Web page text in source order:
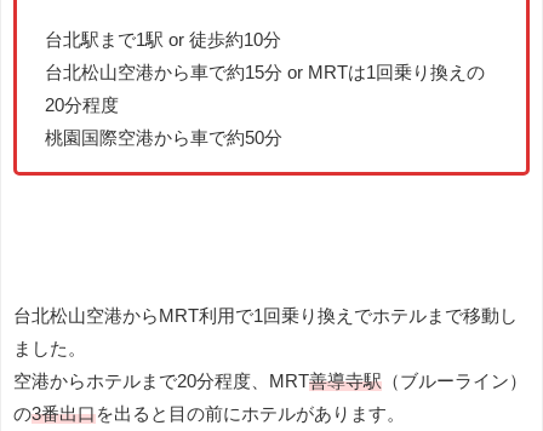
台北駅まで1駅 or 徒歩約10分
台北松山空港から車で約15分 or MRTは1回乗り換えの
20分程度
桃園国際空港から車で約50分
台北松山空港からMRT利用で1回乗り換えでホテルまで移動し
ました。
空港からホテルまで20分程度、MRT善導寺駅 （ブルーライン）
の3番出口を出ると目の前にホテルがあります。